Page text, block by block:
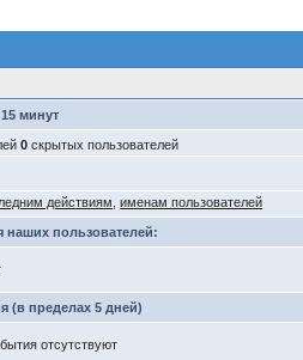
минут
0 скрытых пользователей
действиям ,именам пользователей
пользователей:
(в пределах 5 дней)
отсутствуют